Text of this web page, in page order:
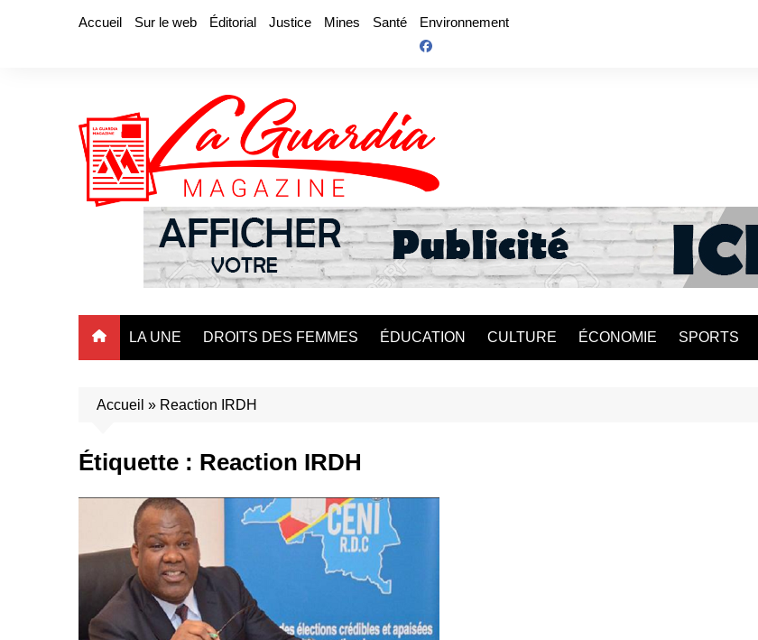
Accueil Sur le web Éditorial Justice Mines Santé Environnement
LA UNE DROITS DES FEMMES ÉDUCATION CULTURE ÉCONOMIE SPORTS
Accueil » Reaction IRDH
Étiquette : Reaction IRDH